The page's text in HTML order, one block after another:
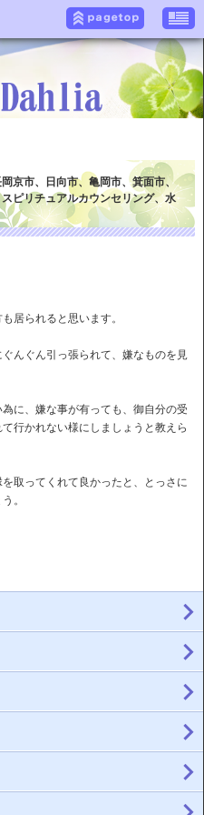
京市、日向市、亀岡市、箕面市、
ピリチュアルカウンセリング、水
居られると思います。
んぐん引っ張られて、嫌なものを見
に、嫌な事が有っても、御自分の受
行かれない様にしましょうと教えら
取ってくれて良かったと、とっさに
。